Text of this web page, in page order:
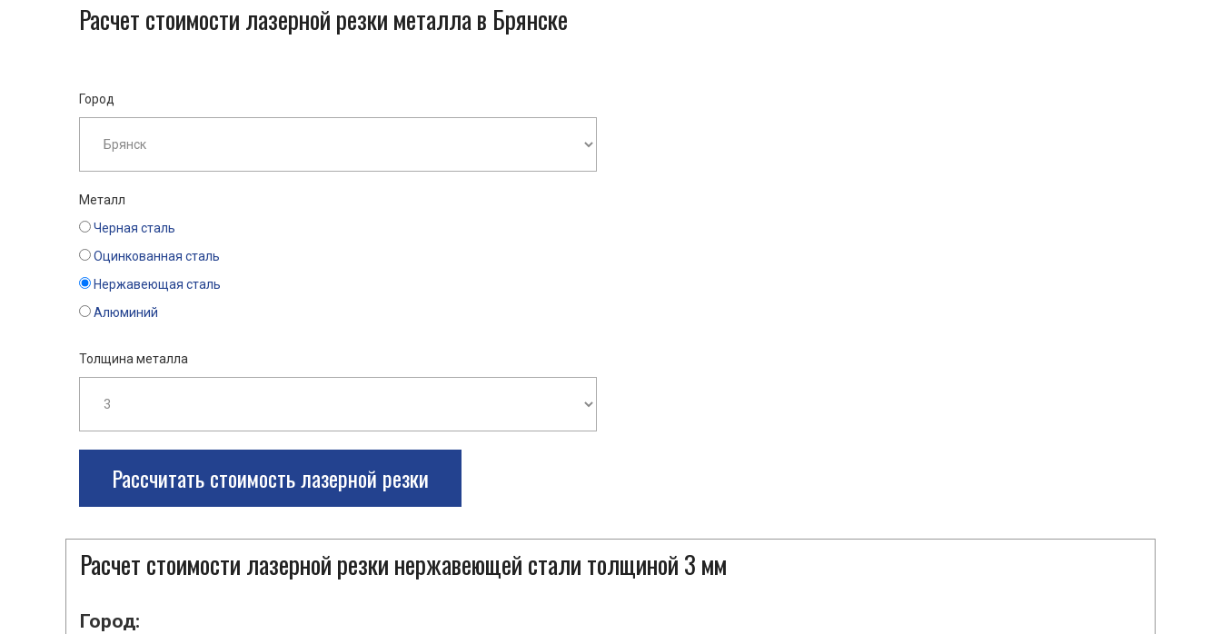
Расчет стоимости лазерной резки металла в Брянске
Город
Металл
Черная сталь
Оцинкованная сталь
Нержавеющая сталь
Алюминий
Толщина металла
Рассчитать стоимость лазерной резки
Расчет стоимости лазерной резки нержавеющей стали толщиной 3 мм
Город: